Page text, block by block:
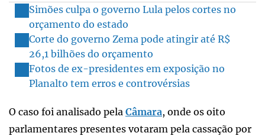
Simões culpa o governo Lula pelos cortes no
orçamento do estado
Corte do governo Zema pode atingir até R$
26,1 bilhões do orçamento
Fotos de ex-presidentes em exposição no
Planalto tem erros e controvérsias
O caso foi analisado pela Câmara, onde os oito
parlamentares presentes votaram pela cassação por